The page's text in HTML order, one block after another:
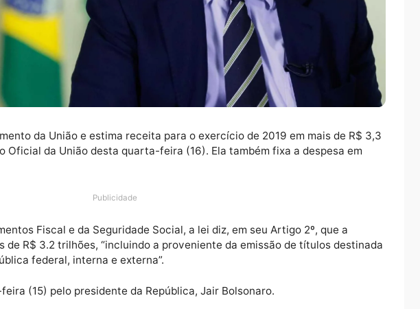
Oficial da União desta quarta-feira (16). Ela também fixa a despesa em
Publicidade